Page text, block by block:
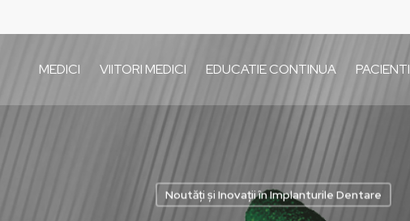
MEDICI VIITORI MEDICI EDUCATIE CONTINUA PACIENTI
Noutăți și Inovații în Implanturile Dentare